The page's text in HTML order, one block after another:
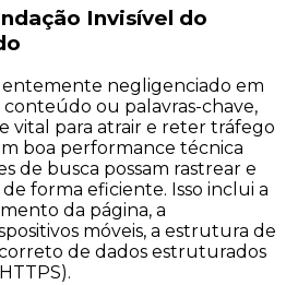
Invisível do
negligenciado em
conteúdo ou palavras-chave,
vital para atrair e reter tráfego
boa performance técnica
de busca possam rastrear e
forma eficiente. Isso inclui a
da página, a
móveis, a estrutura de
correto de dados estruturados